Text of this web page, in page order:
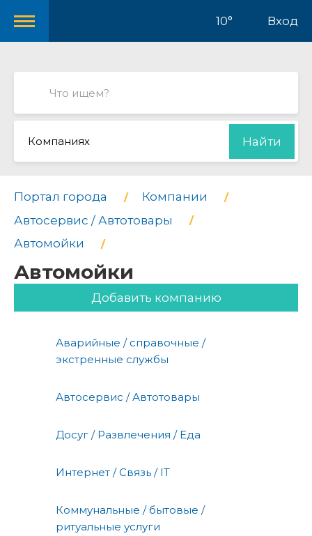
10° Вход
Компаниях Найти
Портал города
Компании
Автосервис / Автотовары
Автомойки
Автомойки
Добавить компанию
Аварийные / справочные /
экстренные службы
Автосервис / Автотовары
Досуг / Развлечения / Еда
Интернет / Связь / IT
Коммунальные / бытовые /
ритуальные услуги